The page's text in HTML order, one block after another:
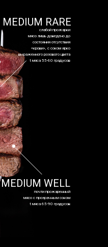
MEDIUM WELL
MEDIUM RARE
почти прожаренный
мясо с прозрачным соком
t мяса 65-90 градусов
слабой прожарки
мясо лишь доведено до
состояния отсутствия
«крови», с соком ярко
выраженного розового цвета
t мяса 55-60 градусов